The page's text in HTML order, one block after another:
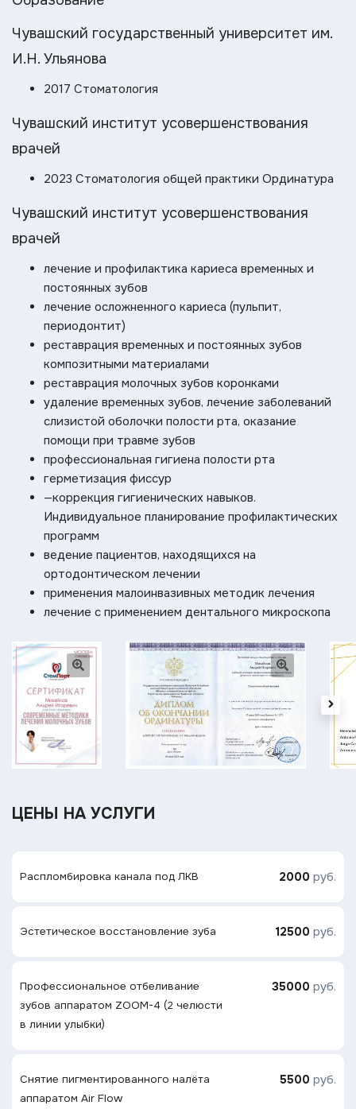
Чувашский государственный университет им.
И.Н. Ульянова
2017 Стоматология
Чувашский институт усовершенствования
врачей
2023 Стоматология общей практики Ординатура
Чувашский институт усовершенствования
врачей
лечение и профилактика кариеса временных и
постоянных зубов
лечение осложненного кариеса (пульпит,
периодонтит)
реставрация временных и постоянных зубов
композитными материалами
реставрация молочных зубов коронками
удаление временных зубов, лечение заболеваний
слизистой оболочки полости рта, оказание
помощи при травме зубов
профессиональная гигиена полости рта
герметизация фиссур
—коррекция гигиенических навыков.
Индивидуальное планирование профилактических
программ
ведение пациентов, находящихся на
ортодонтическом лечении
применения малоинвазивных методик лечения
лечение с применением дентального микроскопа
ЦЕНЫ НА УСЛУГИ
Распломбировка канала под ЛКВ 2000 руб.
Эстетическое восстановление зуба 12500 руб.
Профессиональное отбеливание
зубов аппаратом ZOOM-4 (2 челюсти
в линии улыбки)
35000 руб.
Снятие пигментированного налёта
аппаратом Air Flow
5500 руб.